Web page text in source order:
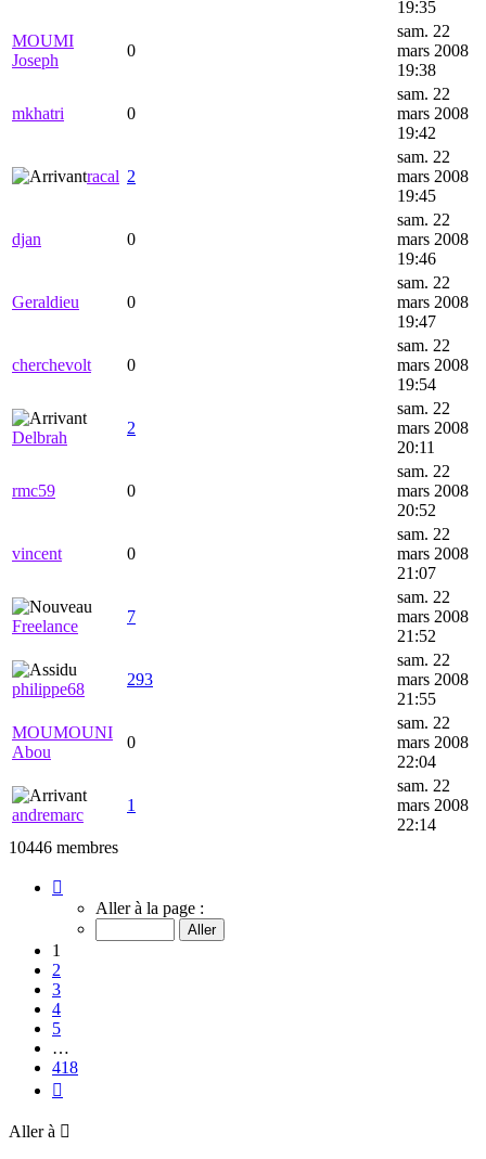
19:35
MOUMI
Joseph
0
sam. 22
mars 2008
19:38
mkhatri 0
sam. 22
mars 2008
19:42
racal 2
sam. 22
mars 2008
19:45
djan 0
sam. 22
mars 2008
19:46
Geraldieu 0
sam. 22
mars 2008
19:47
cherchevolt 0
sam. 22
mars 2008
19:54
Delbrah
2
sam. 22
mars 2008
20:11
rmc59 0
sam. 22
mars 2008
20:52
vincent 0
sam. 22
mars 2008
21:07
Freelance
7
sam. 22
mars 2008
21:52
philippe68
293
sam. 22
mars 2008
21:55
MOUMOUNI
Abou
0
sam. 22
mars 2008
22:04
andremarc
1
sam. 22
mars 2008
22:14
10446 membres
sur
Aller à la page :
1
2
3
4
5
…
418
Aller à